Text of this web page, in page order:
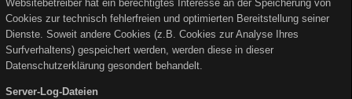
Websitebetreiber hat ein berechtigtes Interesse an der Speicherung von
Cookies zur technisch fehlerfreien und optimierten Bereitstellung seiner
Dienste. Soweit andere Cookies (z.B. Cookies zur Analyse Ihres
Surfverhaltens) gespeichert werden, werden diese in dieser
Datenschutzerklärung gesondert behandelt.
Server-Log-Dateien